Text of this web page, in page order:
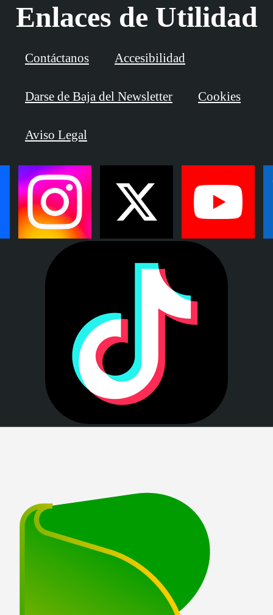
Enlaces de Utilidad
Contáctanos Accesibilidad
Darse de Baja del Newsletter Cookies
Aviso Legal